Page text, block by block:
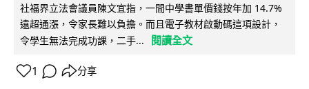
社福界立法會議員陳文宜指，一間中學書單價錢按年加 14.7%
遠超通漲，令家長難以負擔。而且電子教材啟動碼這項設計，
令學生無法完成功課，二手...
閱讀全文
1 分享